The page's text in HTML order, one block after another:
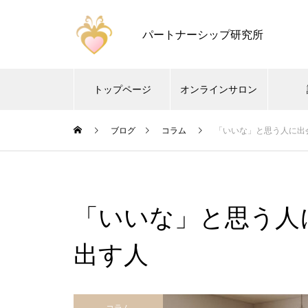
パートナーシップ研究所
トップページ オンラインサロン
ブログ コラム 「いいな」と思う人に
「いいな」と思う
出す人